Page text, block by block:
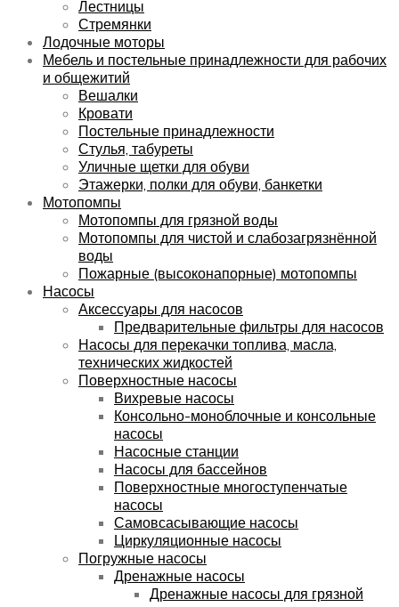
Лестницы
Стремянки
Лодочные моторы
Мебель и постельные принадлежности для рабочих
и общежитий
Вешалки
Кровати
Постельные принадлежности
Стулья, табуреты
Уличные щетки для обуви
Этажерки, полки для обуви, банкетки
Мотопомпы
Мотопомпы для грязной воды
Мотопомпы для чистой и слабозагрязнённой
воды
Пожарные (высоконапорные) мотопомпы
Насосы
Аксессуары для насосов
Предварительные фильтры для насосов
Насосы для перекачки топлива, масла,
технических жидкостей
Поверхностные насосы
Вихревые насосы
Консольно-моноблочные и консольные
насосы
Насосные станции
Насосы для бассейнов
Поверхностные многоступенчатые
насосы
Самовсасывающие насосы
Циркуляционные насосы
Погружные насосы
Дренажные насосы
Дренажные насосы для грязной